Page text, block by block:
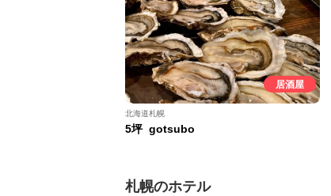
居酒屋
北海道札幌
5坪 gotsubo
札幌のホテル